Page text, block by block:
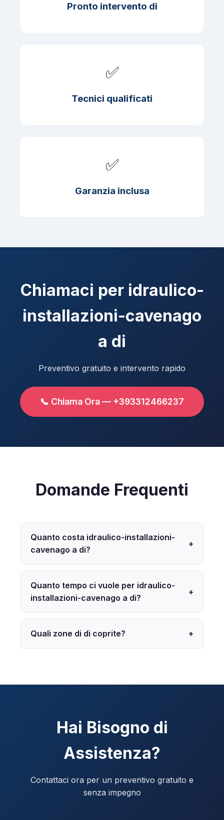
Pronto intervento di
✅
Tecnici qualificati
✅
Garanzia inclusa
Chiamaci per idraulico-
installazioni-cavenago
a di
Preventivo gratuito e intervento rapido
📞 Chiama Ora — +393312466237
Domande Frequenti
Quanto costa idraulico-installazioni-
cavenago a di?
+
Quanto tempo ci vuole per idraulico-
installazioni-cavenago a di?
+
Quali zone di di coprite? +
Hai Bisogno di
Assistenza?
Contattaci ora per un preventivo gratuito e
senza impegno